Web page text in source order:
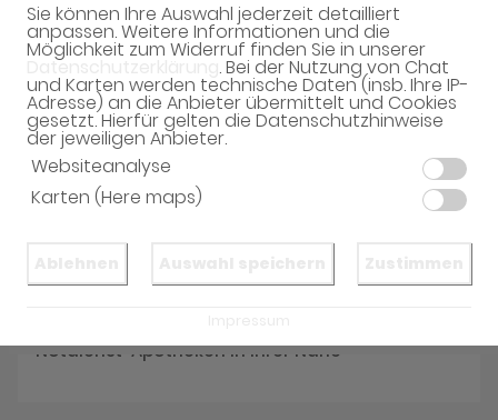
Sie können Ihre Auswahl jederzeit detailliert
anpassen. Weitere Informationen und die
Möglichkeit zum Widerruf finden Sie in unserer
Datenschutzerklärung . Bei der Nutzung von Chat
und Karten werden technische Daten (insb. Ihre IP-
Adresse) an die Anbieter übermittelt und Cookies
gesetzt. Hierfür gelten die Datenschutzhinweise
der jeweiligen Anbieter.
Websiteanalyse
Karten (Here maps)
Willkommen in Ihrer Apotheke
Ihre Gesundheitsberatung vor Ort
Unverbindliche Reservierung
Notdienst-Apotheken in Ihrer Nähe